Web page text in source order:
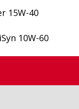
15W-40
10W-60